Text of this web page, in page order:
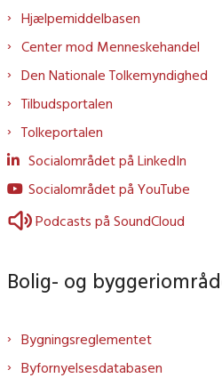
Hjælpemiddelbasen
Center mod Menneskehandel
Den Nationale Tolkemyndighed
Tilbudsportalen
Tolkeportalen
Socialområdet på LinkedIn
Socialområdet på YouTube
Podcasts på SoundCloud
Bolig- og
Bygningsreglementet
Byfornyelsesdatabasen